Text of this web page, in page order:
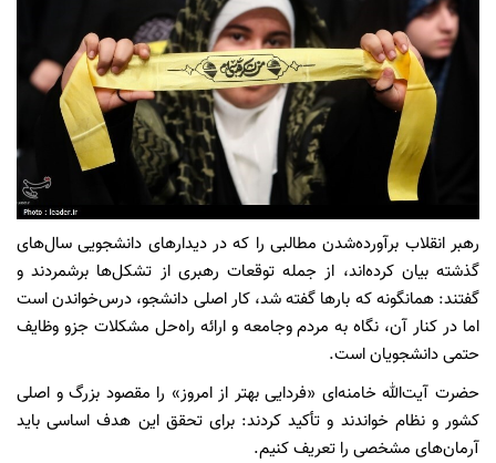
رهبر انقلاب برآورده‌شدن مطالبی را که در دیدارهای دانشجویی سال‌های
گذشته بیان کرده‌اند، از جمله توقعات رهبری از تشکل‌ها برشمردند و
گفتند: همانگونه که بارها گفته شد، کار اصلی دانشجو، درس‌خواندن است
اما در کنار آن، نگاه به مردم وجامعه و ارائه راه‌حل مشکلات جزو وظایف
حتمی دانشجویان است.
حضرت آیت‌الله خامنه‌ای «فردایی بهتر از امروز» را مقصود بزرگ و اصلی
کشور و نظام خواندند و تأکید کردند: برای تحقق این هدف اساسی باید
آرمان‌های مشخصی را تعریف کنیم.